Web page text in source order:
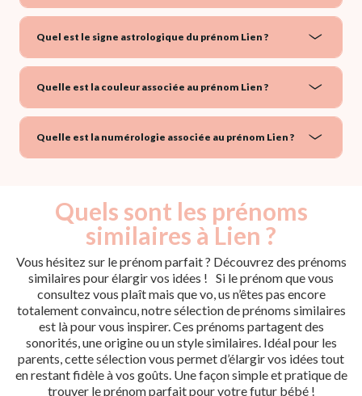
Quel est le signe astrologique du prénom Lien ?
Quelle est la couleur associée au prénom Lien ?
Quelle est la numérologie associée au prénom Lien ?
Quels sont les prénoms
similaires à Lien ?
Vous hésitez sur le prénom parfait ? Découvrez des prénoms
similaires pour élargir vos idées ! Si le prénom que vous
consultez vous plaît mais que vo, us n’êtes pas encore
totalement convaincu, notre sélection de prénoms similaires
est là pour vous inspirer. Ces prénoms partagent des
sonorités, une origine ou un style similaires. Idéal pour les
parents, cette sélection vous permet d’élargir vos idées tout
en restant fidèle à vos goûts. Une façon simple et pratique de
trouver le prénom parfait pour votre futur bébé !